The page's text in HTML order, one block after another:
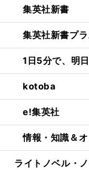
集英社新書
集英社新書プ
1日5分で、明
kotoba
e!集英社
情報・知識＆
ライトノベル・